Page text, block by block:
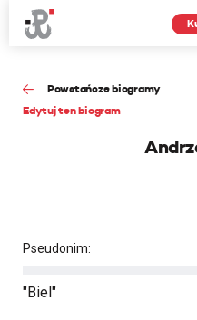
Powstańcze biogramy
Edytuj ten biogram
Pseudonim:
"Biel"